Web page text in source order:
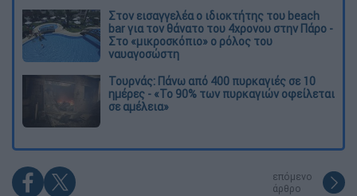
Στον εισαγγελέα ο ιδιοκτήτης του beach
bar για τον θάνατο του 4χρονου στην Πάρο -
Στο «μικροσκόπιο» ο ρόλος του
ναυαγοσώστη
Τουρνάς: Πάνω από 400 πυρκαγιές σε 10
ημέρες - «Το 90% των πυρκαγιών οφείλεται
σε αμέλεια»
επόμενο
άρθρο